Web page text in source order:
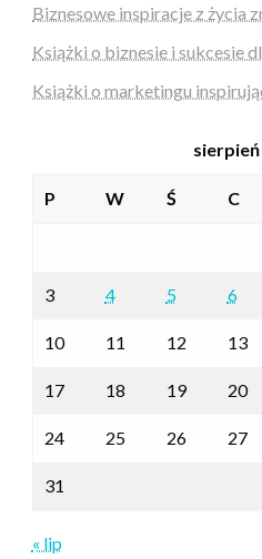
Biznesowe inspiracje z życia
Książki o biznesie i sukcesie
Książki o marketingu
sierpień
P W Ś C
3 4 5 6
10 11 12 13
17 18 19 20
24 25 26 27
31
« lip